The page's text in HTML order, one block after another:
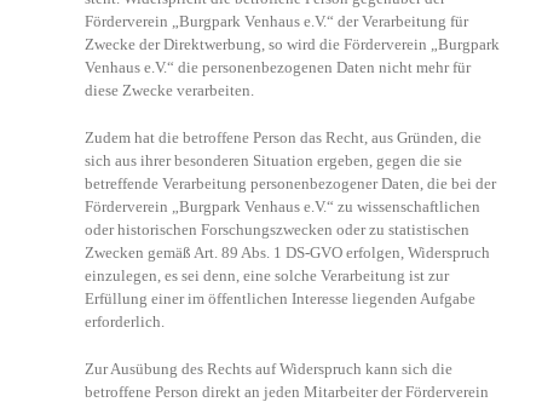
Förderverein „Burgpark Venhaus e.V.“ der Verarbeitung für
Zwecke der Direktwerbung, so wird die Förderverein „Burgpark
Venhaus e.V.“ die personenbezogenen Daten nicht mehr für
diese Zwecke verarbeiten.
Zudem hat die betroffene Person das Recht, aus Gründen, die
sich aus ihrer besonderen Situation ergeben, gegen die sie
betreffende Verarbeitung personenbezogener Daten, die bei der
Förderverein „Burgpark Venhaus e.V.“ zu wissenschaftlichen
oder historischen Forschungszwecken oder zu statistischen
Zwecken gemäß Art. 89 Abs. 1 DS-GVO erfolgen, Widerspruch
einzulegen, es sei denn, eine solche Verarbeitung ist zur
Erfüllung einer im öffentlichen Interesse liegenden Aufgabe
erforderlich.
Zur Ausübung des Rechts auf Widerspruch kann sich die
betroffene Person direkt an jeden Mitarbeiter der Förderverein